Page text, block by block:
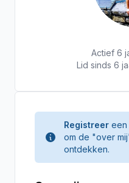
Actief 6
Lid sinds 6
Registreer een
om de "over
ontdekken.